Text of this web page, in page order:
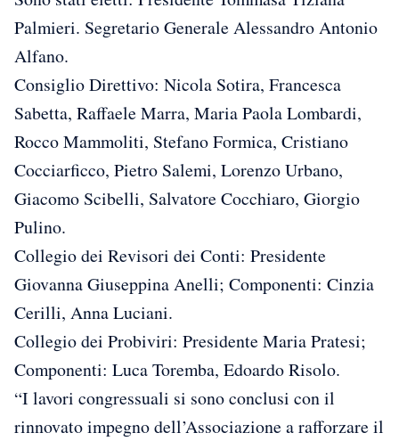
Palmieri. Segretario Generale Alessandro Antonio
Alfano.
Consiglio Direttivo: Nicola Sotira, Francesca
Sabetta, Raffaele Marra, Maria Paola Lombardi,
Rocco Mammoliti, Stefano Formica, Cristiano
Cocciarficco, Pietro Salemi, Lorenzo Urbano,
Giacomo Scibelli, Salvatore Cocchiaro, Giorgio
Pulino.
Collegio dei Revisori dei Conti: Presidente
Giovanna Giuseppina Anelli; Componenti: Cinzia
Cerilli, Anna Luciani.
Collegio dei Probiviri: Presidente Maria Pratesi;
Componenti: Luca Toremba, Edoardo Risolo.
“I lavori congressuali si sono conclusi con il
rinnovato impegno dell’Associazione a rafforzare il